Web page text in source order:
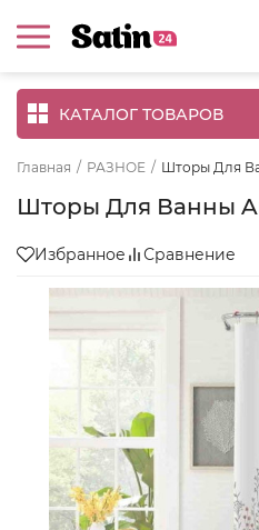
КАТАЛОГ ТОВАРОВ
Главная / РАЗНОЕ / Шторы Для
Шторы Для Ванны
Избранное Сравнение